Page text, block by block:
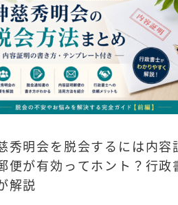
秀明会を脱会するには内容
便が有効ってホント？行政
解説